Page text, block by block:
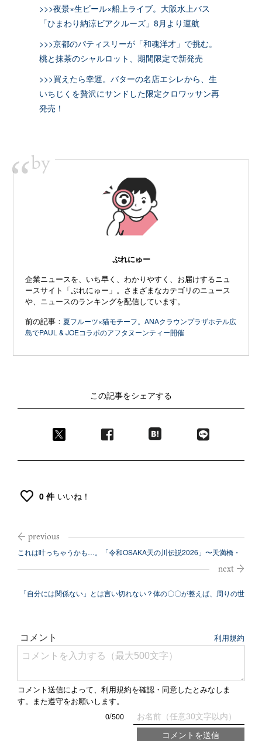
>>>夜景×生ビール×船上ライブ。大阪水上バス
「ひまわり納涼ビアクルーズ」8月より運航
>>>京都のパティスリーが「和魂洋才」で挑む。
桃と抹茶のシャルロット、期間限定で新発売
>>>買えたら幸運。バターの名店エシレから、生
いちじくを贅沢にサンドした限定クロワッサン再
発売！
“by
ぷれにゅー
企業ニュースを、いち早く、わかりやすく、お届けするニュ
ースサイト「ぷれにゅー」。さまざまなカテゴリのニュース
や、ニュースのランキングを配信しています。
前の記事： 夏フルーツ×猫モチーフ。ANAクラウンプラザホテル広
島でPAUL & JOEコラボのアフタヌーンティー開催
この記事をシェアする
0 件 いいね！
これは叶っちゃうかも…。「令和OSAKA天の川伝説2026」〜天満橋・
「自分には関係ない」とは言い切れない？体の〇〇が整えば、周りの世